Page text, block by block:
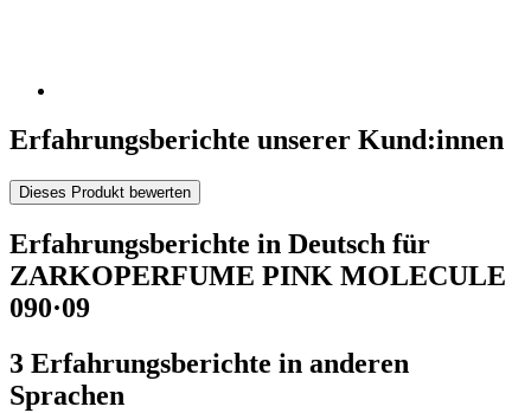
Erfahrungsberichte unserer Kund:innen
Dieses Produkt bewerten
Erfahrungsberichte in Deutsch für
ZARKOPERFUME PINK MOLECULE
090·09
3 Erfahrungsberichte in anderen
Sprachen